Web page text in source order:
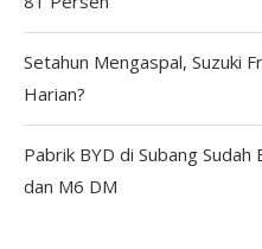
Setahun Mengaspal, Suzuki
Harian?
Pabrik BYD di Subang
dan M6 DM